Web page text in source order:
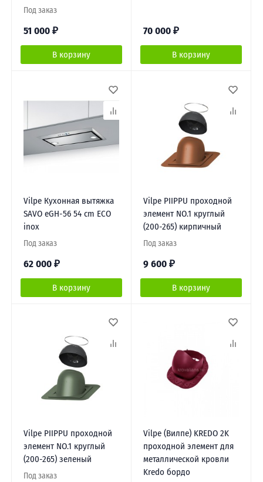
Под заказ
51 000 ₽
В корзину
70 000 ₽
В корзину
Vilpe Кухонная вытяжка
SAVO eGH-56 54 cm ECO
inox
Под заказ
62 000 ₽
В корзину
Vilpe PIIPPU проходной
элемент NO.1 круглый
(200-265) кирпичный
Под заказ
9 600 ₽
В корзину
Vilpe PIIPPU проходной
элемент NO.1 круглый
(200-265) зеленый
Под заказ
Vilpe (Вилпе) KREDO 2K
проходной элемент для
металлической кровли
Kredo бордо